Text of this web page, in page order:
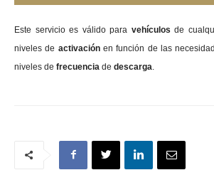
Este servicio es válido para vehículos de
niveles de activaciónen función de las
niveles de frecuencia de descarga.